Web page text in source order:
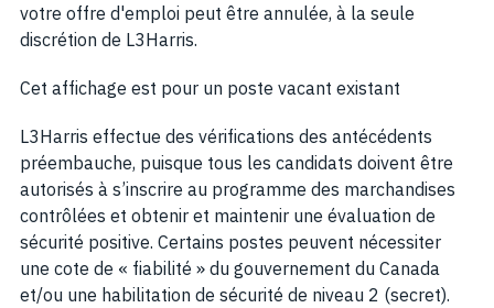
votre offre d'emploi peut être annulée, à la seule
discrétion de L3Harris.
Cet affichage est pour un poste vacant existant
L3Harris effectue des vérifications des antécédents
préembauche, puisque tous les candidats doivent être
autorisés à s’inscrire au programme des marchandises
contrôlées et obtenir et maintenir une évaluation de
sécurité positive. Certains postes peuvent nécessiter
une cote de « fiabilité » du gouvernement du Canada
et/ou une habilitation de sécurité de niveau 2 (secret).